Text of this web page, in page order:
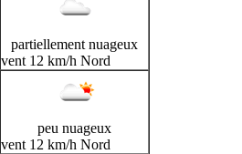
partiellement nuageux
vent 12 km/h Nord
peu nuageux
vent 12 km/h Nord